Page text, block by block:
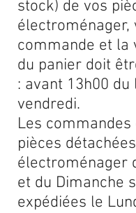
stock) de vos
électroménager,
commande et la
du panier doit
: avant 13h00 du
vendredi.
Les commandes
pièces détachées
électroménager
et du Dimanche
expédiées le